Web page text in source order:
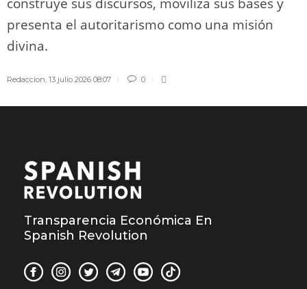
presenta el autoritarismo como una misión
divina.
Redaccion 13 julio 2026 08:07 0
Transparencia Económica En
Spanish Revolution